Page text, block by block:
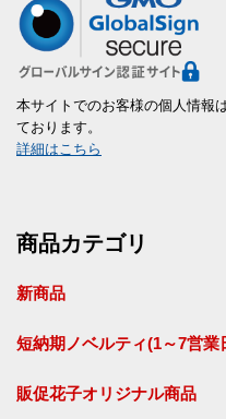
本サイトでのお客様の個人情報
ております。
詳細はこちら
商品カテゴリ
新商品
短納期ノベルティ(1～7営業
販促花子オリジナル商品